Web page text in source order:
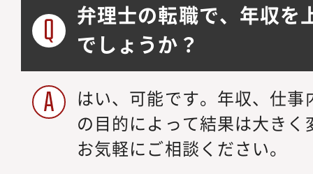
弁理士の転職で、年収を
でしょうか？
はい、可能です。年収、仕
の目的によって結果は大き
お気軽にご相談ください。